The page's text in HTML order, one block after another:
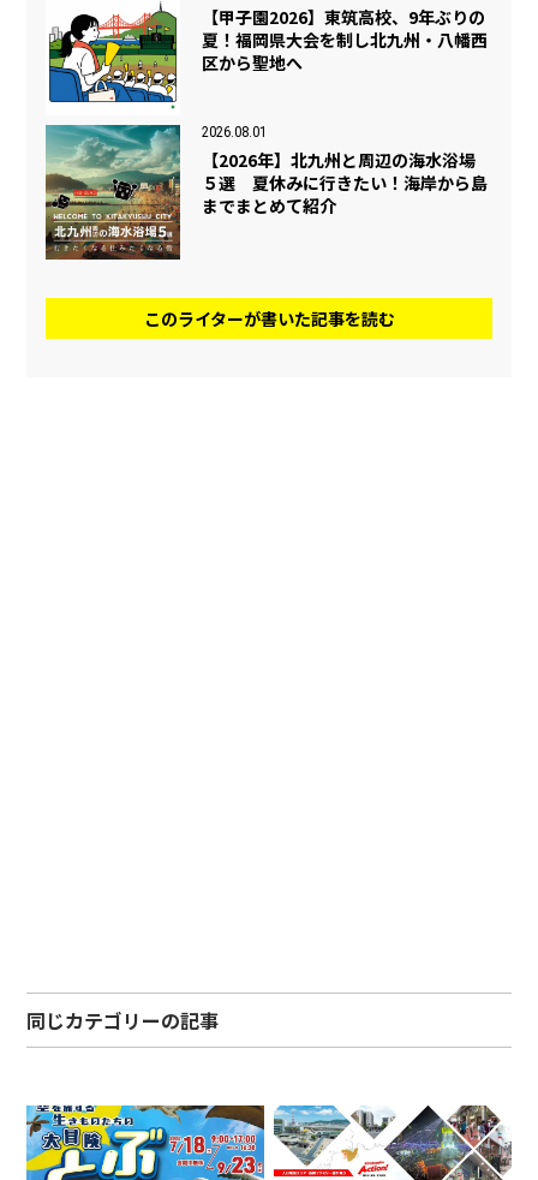
【甲子園2026】東筑高校、9年ぶりの
夏！福岡県大会を制し北九州・八幡西
区から聖地へ
2026.08.01
【2026年】北九州と周辺の海水浴場
５選 夏休みに行きたい！海岸から島
までまとめて紹介
このライターが書いた記事を読む
同じカテゴリーの記事